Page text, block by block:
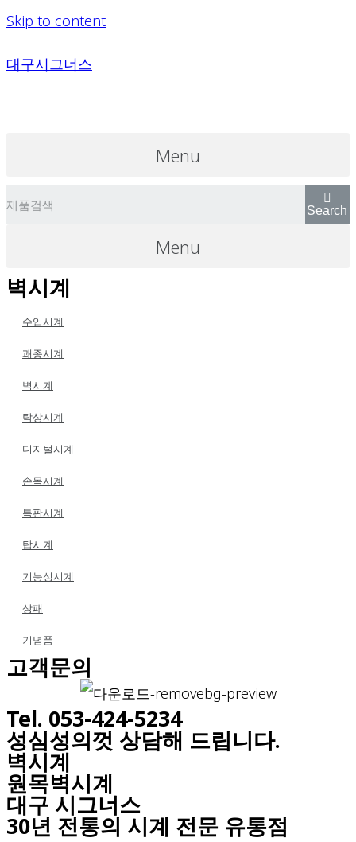
Skip to content
대구시그너스
Menu
Search
Menu
벽시계
수입시계
괘종시계
벽시계
탁상시계
디지털시계
손목시계
특판시계
탑시계
기능성시계
상패
기념품
고객문의
Tel. 053-424-5234
성심성의껏 상담해 드립니다.
벽시계
원목벽시계
대구 시그너스
30년 전통의 시계 전문 유통점